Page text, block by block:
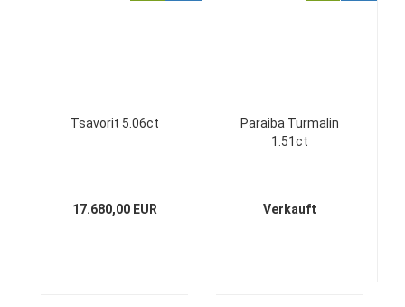
Tsavorit 5.06ct
17.680,00 EUR
Paraiba Turmalin
1.51ct
Verkauft